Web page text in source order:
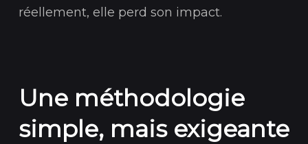
réellement, elle perd son impact.
Une méthodologie
simple, mais exigeante